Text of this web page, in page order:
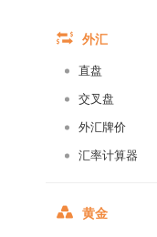
外汇
直盘
交叉盘
外汇牌价
汇率计算器
黄金